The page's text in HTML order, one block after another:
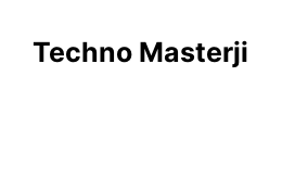
contentTechno Masterji